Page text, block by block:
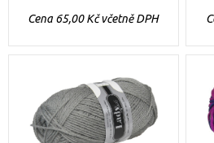
Cena 65,00 Kč včetně DPH